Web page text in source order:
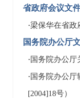
省政府会议文
·梁保华在省政
国务院办公厅
·国务院办公厅
·国务院办公
[2004]18号）